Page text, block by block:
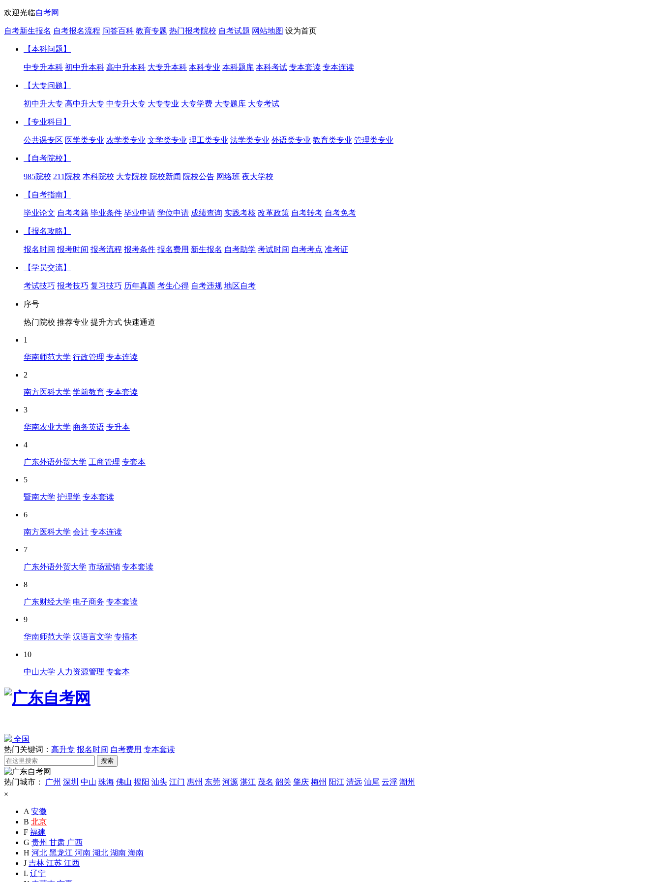
欢迎光临自考网
自考新生报名 自考报名流程 问答百科 教育专题 热门报考院校 自考试题 网站地图 设为首页
【本科问题】
中专升本科 初中升本科 高中升本科 大专升本科 本科专业 本科题库 本科考试 专本套读 专本连读
【大专问题】
初中升大专 高中升大专 中专升大专 大专专业 大专学费 大专题库 大专考试
【专业科目】
公共课专区 医学类专业 农学类专业 文学类专业 理工类专业 法学类专业 外语类专业 教育类专业 管理类专业
【自考院校】
985院校 211院校 本科院校 大专院校 院校新闻 院校公告 网络班 夜大学校
【自考指南】
毕业论文 自考考籍 毕业条件 毕业申请 学位申请 成绩查询 实践考核 改革政策 自考转考 自考免考
【报名攻略】
报名时间 报考时间 报考流程 报考条件 报名费用 新生报名 自考助学 考试时间 自考考点 准考证
【学员交流】
考试技巧 报考技巧 复习技巧 历年真题 考生心得 自考违规 地区自考
序号
热门院校 推荐专业 提升方式 快速通道
1
华南师范大学 行政管理 专本连读
2
南方医科大学 学前教育 专本套读
3
华南农业大学 商务英语 专升本
4
广东外语外贸大学 工商管理 专套本
5
暨南大学 护理学 专本套读
6
南方医科大学 会计 专本连读
7
广东外语外贸大学 市场营销 专本套读
8
广东财经大学 电子商务 专本套读
9
华南师范大学 汉语言文学 专插本
10
中山大学 人力资源管理 专套本
全国
热门关键词： 高升专 报名时间 自考费用 专本套读
热门城市： 广州 深圳 中山 珠海 佛山 揭阳 汕头 江门 惠州 东莞 河源 湛江 茂名 韶关 肇庆 梅州 阳江 清远 汕尾 云浮 潮州
×
A 安徽
B 北京
F 福建
G 贵州 甘肃 广西
H 河北 黑龙江 河南 湖北 湖南 海南
J 吉林 江苏 江西
L 辽宁